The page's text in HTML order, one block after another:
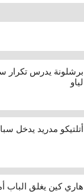
برشلونة يدرس تكرار
لياو
أتلتيكو مدريد يدخل
هاري كين يغلق الباب